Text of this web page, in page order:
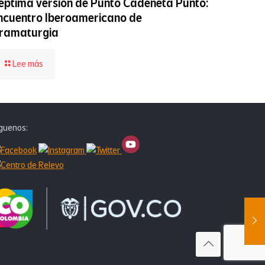
versión de Punto Cadeneta Punto:
Iberoamericano de
Lee más-
Encuentro
Iberoamericano
de